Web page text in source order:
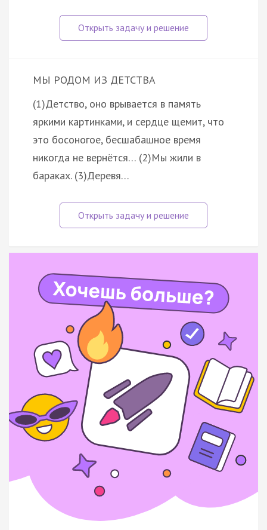
МЫ РОДОМ ИЗ ДЕТСТВА
(1)Детство, оно врывается в память
яркими картинками, и сердце щемит, что
это босоногое, бесшабашное время
никогда не вернётся… (2)Мы жили в
бараках. (3)Деревя…